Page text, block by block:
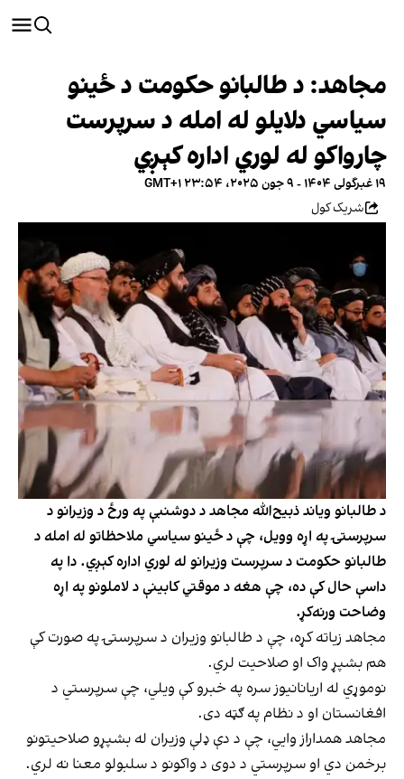
مجاهد: د طالبانو حکومت د ځینو
سیاسي دلایلو له امله د سرپرست
چارواکو له لوري اداره کېږي
۱۹ غبرگولی ۱۴۰۴ - ۹ جون ۲۰۲۵، ۲۳:۵۴ GMT+۱
شریک کول
د طالبانو ویاند ذبیح‌الله مجاهد د دوشنبې په ورځ د وزیرانو د
سرپرستۍ په اړه وویل، چې د ځینو سیاسي ملاحظاتو له امله د
طالبانو حکومت د سرپرست وزیرانو له لوري اداره کېږي. دا په
داسې حال کې ده، چې هغه د موقتي کابینې د لاملونو په اړه
وضاحت ورنه‌کړ.
مجاهد زیاته کړه، چې د طالبانو وزیران د سرپرستۍ په صورت کې
هم بشپړ واک او صلاحیت لري.
نوموړي له اریانانیوز سره په خبرو کې ویلي، چې سرپرستي د
افغانستان او د نظام په ګټه دی.
مجاهد همداراز وایي، چې د دې ډلې وزیران له بشپړو صلاحیتونو
برخمن دي او سرپرستي د دوی د واکونو د سلبولو معنا نه لري.